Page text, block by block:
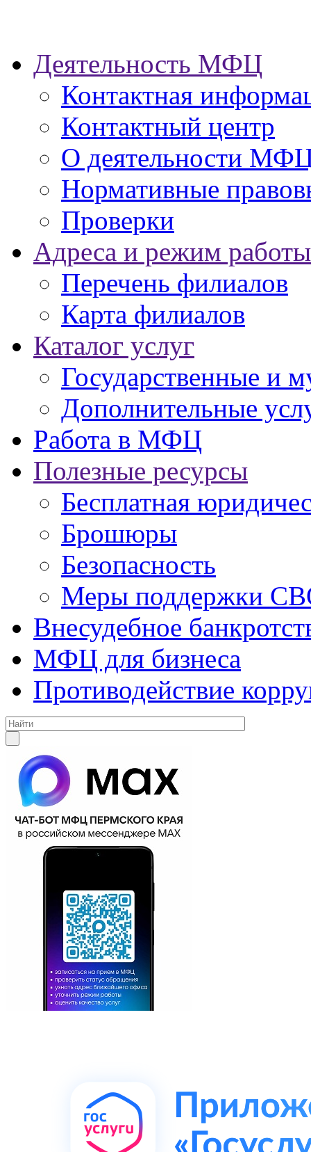
Деятельность МФЦ
Контактная
Контактный центр
О деятельности
Нормативные
Проверки
Адреса и режим работы
Перечень филиалов
Карта филиалов
Каталог услуг
Государственные и
Дополнительные
Работа в МФЦ
Полезные ресурсы
Бесплатная
Брошюры
Безопасность
Меры поддержки
Внесудебное
МФЦ для бизнеса
Противодействие